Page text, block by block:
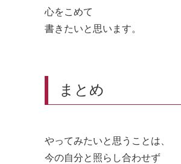
心をこめて
書きたいと思います。
まとめ
やってみたいと思うことは、
今の自分と照らし合わせず